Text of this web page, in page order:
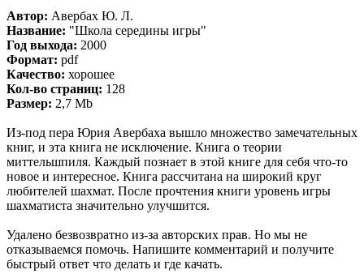
Автор: Авербах Ю. Л.
Название: "Школа середины игры"
Год выхода: 2000
Формат: pdf
Качество: хорошее
Кол-во страниц: 128
Размер: 2,7 Mb
Из-под пера Юрия Авербаха вышло множество замечательных
книг, и эта книга не исключение. Книга о теории
миттельшпиля. Каждый познает в этой книге для себя что-то
новое и интересное. Книга рассчитана на широкий круг
любителей шахмат. После прочтения книги уровень игры
шахматиста значительно улучшится.
Удалено безвозвратно из-за авторских прав. Но мы не
отказываемся помочь. Напишите комментарий и получите
быстрый ответ что делать и где качать.